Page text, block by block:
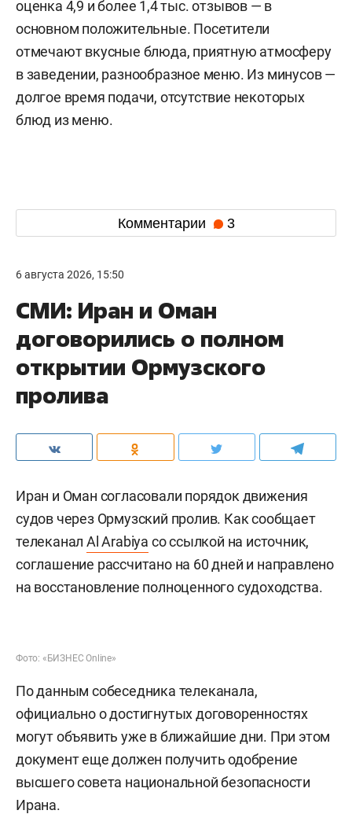
оценка 4,9 и более 1,4 тыс. отзывов — в
основном положительные. Посетители
отмечают вкусные блюда, приятную атмосферу
в заведении, разнообразное меню. Из минусов —
долгое время подачи, отсутствие некоторых
блюд из меню.
Комментарии 3
6 августа 2026, 15:50
СМИ: Иран и Оман
договорились о полном
открытии Ормузского
пролива
Иран и Оман согласовали порядок движения
судов через Ормузский пролив. Как сообщает
телеканалAl Arabiya со ссылкой на источник,
соглашение рассчитано на 60 дней и направлено
на восстановление полноценного судоходства.
Фото: «БИЗНЕС Online»
По данным собеседника телеканала,
официально о достигнутых договоренностях
могут объявить уже в ближайшие дни. При этом
документ еще должен получить одобрение
высшего совета национальной безопасности
Ирана.